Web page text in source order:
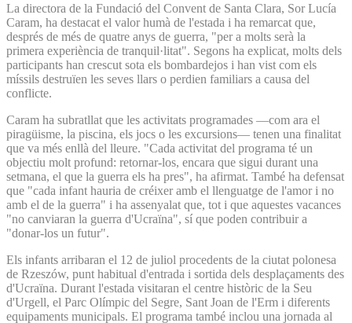
La directora de la Fundació del Convent de Santa Clara, Sor Lucía
Caram, ha destacat el valor humà de l'estada i ha remarcat que,
després de més de quatre anys de guerra, "per a molts serà la
primera experiència de tranquil·litat". Segons ha explicat, molts dels
participants han crescut sota els bombardejos i han vist com els
míssils destruïen les seves llars o perdien familiars a causa del
conflicte.
Caram ha subratllat que les activitats programades —com ara el
piragüisme, la piscina, els jocs o les excursions— tenen una finalitat
que va més enllà del lleure. "Cada activitat del programa té un
objectiu molt profund: retornar-los, encara que sigui durant una
setmana, el que la guerra els ha pres", ha afirmat. També ha defensat
que "cada infant hauria de créixer amb el llenguatge de l'amor i no
amb el de la guerra" i ha assenyalat que, tot i que aquestes vacances
"no canviaran la guerra d'Ucraïna", sí que poden contribuir a
"donar-los un futur".
Els infants arribaran el 12 de juliol procedents de la ciutat polonesa
de Rzeszów, punt habitual d'entrada i sortida dels desplaçaments des
d'Ucraïna. Durant l'estada visitaran el centre històric de la Seu
d'Urgell, el Parc Olímpic del Segre, Sant Joan de l'Erm i diferents
equipaments municipals. El programa també inclou una jornada al